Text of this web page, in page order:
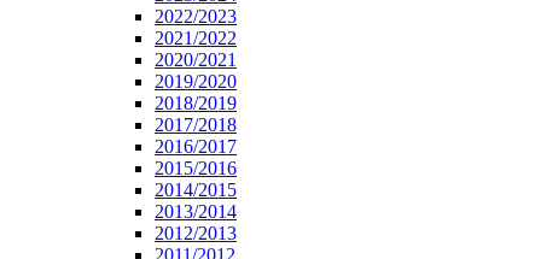
2022/2023
2021/2022
2020/2021
2019/2020
2018/2019
2017/2018
2016/2017
2015/2016
2014/2015
2013/2014
2012/2013